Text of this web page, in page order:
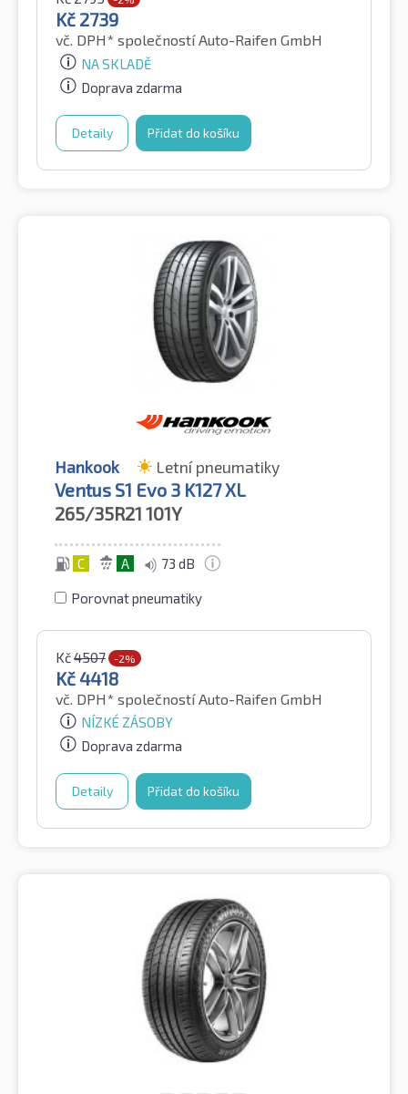
Kč 2739
vč. DPH* společností Auto-Raifen GmbH
NA SKLADĚ
Doprava zdarma
Detaily Přidat do košíku
Hankook Letní pneumatiky
Ventus S1 Evo 3 K127 XL
265/35R21 101Y
C A 73 dB
Porovnat pneumatiky
Kč4507 -2%
Kč4418
vč. DPH* společností Auto-Raifen GmbH
NÍZKÉ ZÁSOBY
Doprava zdarma
Detaily Přidat do košíku